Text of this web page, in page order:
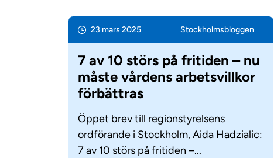
23 mars 2025 Stockholms­bloggen
7 av 10 störs på fritiden – nu
måste vårdens arbetsvillkor
förbättras
Öppet brev till regionstyrelsens
ordförande i Stockholm, Aida Hadzialic:
7 av 10 störs på fritiden –...